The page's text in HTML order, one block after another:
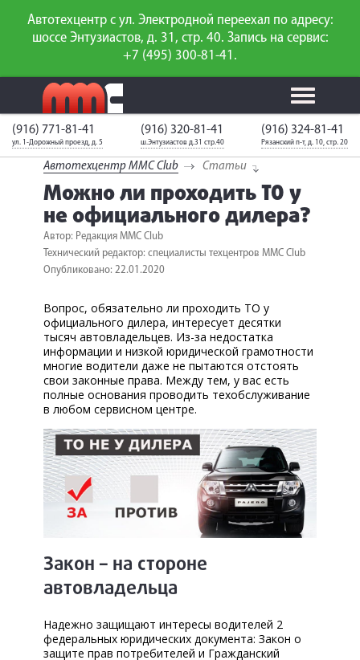
Автотехцентр с ул. Электродной переехал по адресу:
шоссе Энтузиастов, д. 31, стр. 40. Запись на сервис:
+7 (495) 300-81-41.
Калькулятор
ТО
Каталог
запчастей
Калькулятор
слесарного
ремонта
Ваш автомобиль
неизвестен
членов клуба
ГАРАНТИИ
О СЕРВИСЕ
УСЛУГИ
КОРП.КЛИЕНТАМ
ЦЕНЫ
ЗАПЧАСТИ
ОТЗЫВЫ
КОНТАКТЫ
ЗАПИСЬ НА СЕРВИС
ЗАДАТЬ ВОПРОС
(916) 771-81-41
ул. 1-Дорожный проезд, д. 5
(916) 320-81-41
ш.Энтузиастов д.31 стр.40
(916) 324-81-41
Рязанский п-т, д. 10, стр. 20
Автотехцентр MMC Club Статьи
Можно ли проходить ТО у
не официального дилера?
Автор: Редакция MMC Club
Технический редактор: специалисты техцентров MMC Club
Опубликовано: 22.01.2020
Вопрос, обязательно ли проходить ТО у
официального дилера, интересует десятки
тысяч автовладельцев. Из-за недостатка
информации и низкой юридической грамотности
многие водители даже не пытаются отстоять
свои законные права. Между тем, у вас есть
полные основания проводить техобслуживание
в любом сервисном центре.
Закон – на стороне
автовладельца
Надежно защищают интересы водителей 2
федеральных юридических документа: Закон о
защите прав потребителей и Гражданский